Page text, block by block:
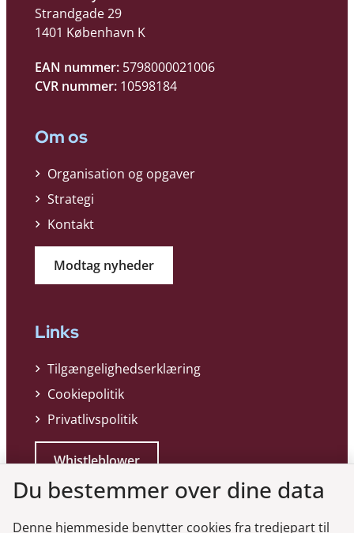
Strandgade 29
1401 København K
EAN nummer: 5798000021006
CVR nummer: 10598184
Om os
Organisation og opgaver
Strategi
Kontakt
Modtag nyheder
Links
Tilgængelighedserklæring
Cookiepolitik
Privatlivspolitik
Whistleblower
Du bestemmer over dine data
Denne hjemmeside benytter cookies fra tredjepart til